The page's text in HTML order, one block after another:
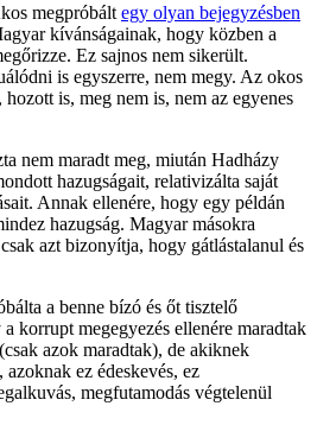
megpróbált egy olyan bejegyzésben
kívánságainak, hogy közben a
Ez sajnos nem sikerült.
is egyszerre, nem megy. Az okos
is, meg nem is, nem az egyenes
nem maradt meg, miután Hadházy
hazugságait, relativizálta saját
Annak ellenére, hogy egy példán
hazugság. Magyar másokra
azt bizonyítja, hogy gátlástalanul és
a benne bízó és őt tisztelő
korrupt megegyezés ellenére maradtak
azok maradtak), de akiknek
ez édeskevés, ez
megfutamodás végtelenül